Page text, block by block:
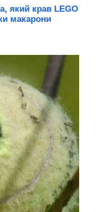
який крав LEGO
макарони